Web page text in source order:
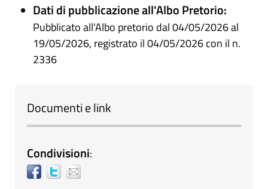
Dati di pubblicazione all'Albo Pretorio:
Pubblicato all'Albo pretorio dal 04/05/2026 al
19/05/2026, registrato il 04/05/2026 con il n.
2336
Documenti e link
Condivisioni: